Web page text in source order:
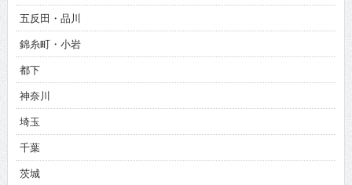
五反田・品川
錦糸町・小岩
都下
神奈川
埼玉
千葉
茨城